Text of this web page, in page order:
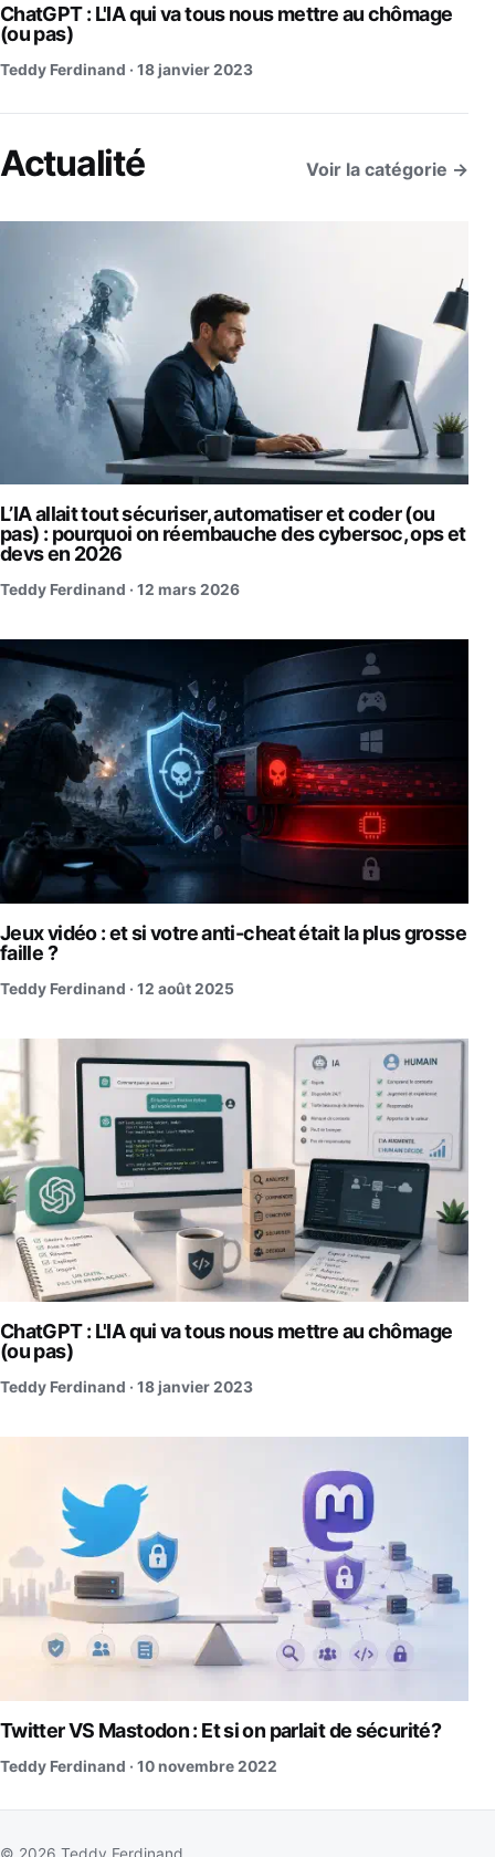
ChatGPT : L'IA qui va tous nous mettre au chômage
(ou pas)
Teddy Ferdinand · 18 janvier 2023
Actualité Voir la catégorie →
L’IA allait tout sécuriser, automatiser et coder (ou
pas) : pourquoi on réembauche des cybersoc, ops et
devs en 2026
Teddy Ferdinand · 12 mars 2026
Jeux vidéo : et si votre anti-cheat était la plus grosse
faille ?
Teddy Ferdinand · 12 août 2025
ChatGPT : L'IA qui va tous nous mettre au chômage
(ou pas)
Teddy Ferdinand · 18 janvier 2023
Twitter VS Mastodon : Et si on parlait de sécurité?
Teddy Ferdinand · 10 novembre 2022